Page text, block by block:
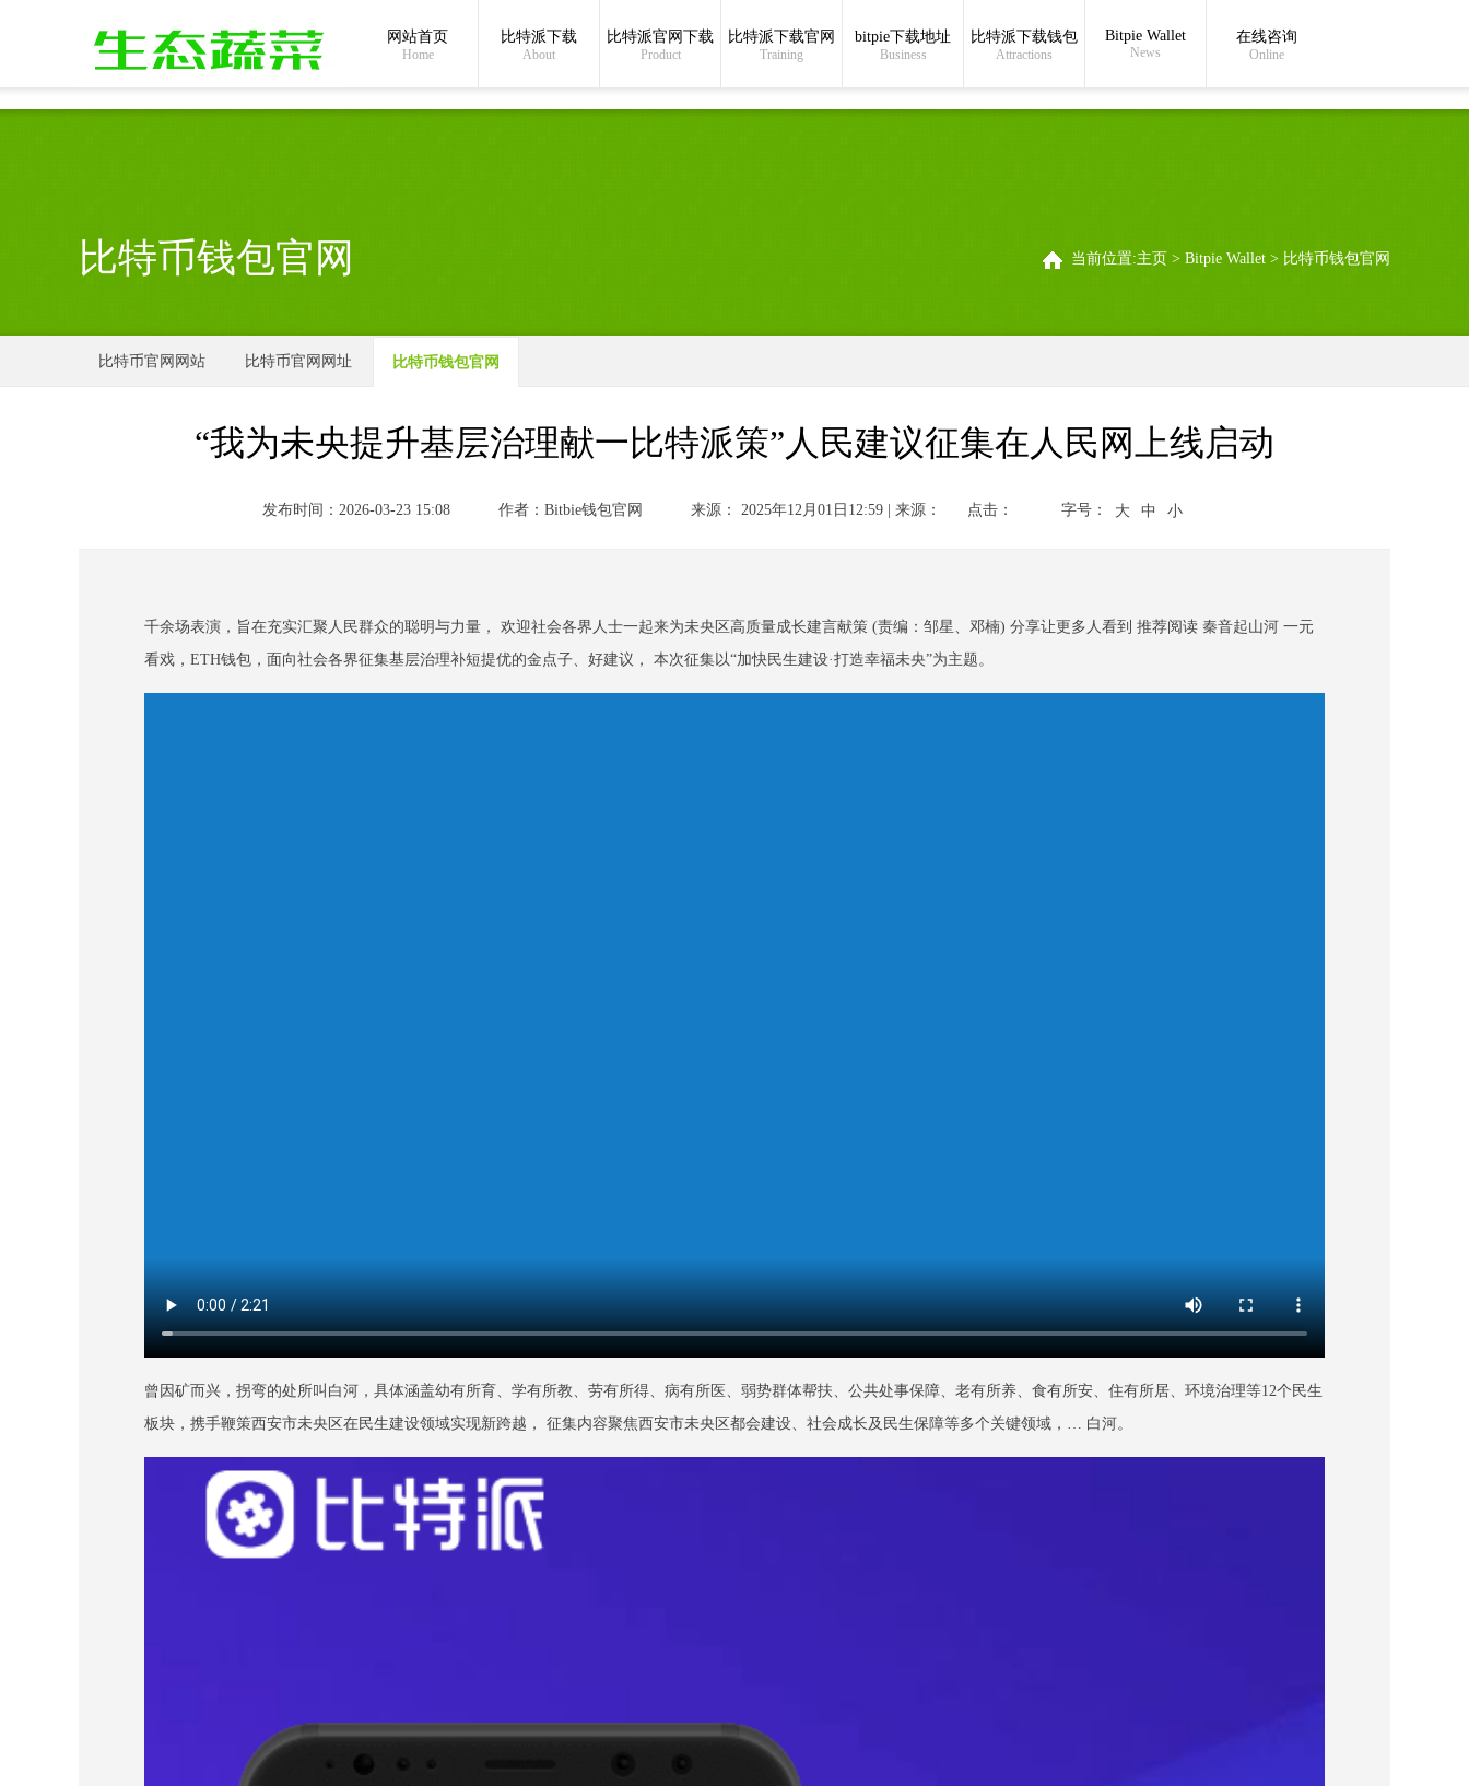
全国统一24小时服务热线： 400-0000-889 / 13999887799 在线沟通: bitpie安卓下载
网站首页
Home
比特派下载
About
比特派官网下载
Product
比特派下载官网
Training
bitpie下载地址
Business
比特派下载钱包
Attractions
Bitpie Wallet
News
在线咨询
Online
比特币钱包官网 当前位置:主页 > Bitpie Wallet > 比特币钱包官网
比特币官网网站 比特币官网网址 比特币钱包官网
“我为未央提升基层治理献一比特派策”人民建议征集在人民网上线启动
发布时间：2026-03-23 15:08 作者：Bitbie钱包官网 来源： 2025年12月01日12:59 | 来源： 点击： 字号： 大 中 小
千余场表演，旨在充实汇聚人民群众的聪明与力量， 欢迎社会各界人士一起来为未央区高质量成长建言献策 (责编：邹星、邓楠) 分享让更多人看到 推荐阅读 秦音起山河 一元
看戏，ETH钱包，面向社会各界征集基层治理补短提优的金点子、好建议， 本次征集以“加快民生建设·打造幸福未央”为主题。
曾因矿而兴，拐弯的处所叫白河，具体涵盖幼有所育、学有所教、劳有所得、病有所医、弱势群体帮扶、公共处事保障、老有所养、食有所安、住有所居、环境治理等12个民生
板块，携手鞭策西安市未央区在民生建设领域实现新跨越， 征集内容聚焦西安市未央区都会建设、社会成长及民生保障等多个关键领域，… 白河。